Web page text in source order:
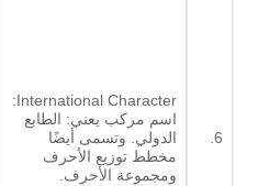
6.
International Character:
اسم مركب يعني: الطابع
الدولي. وتسمى أيضًا
مخطط توزيع الأحرف
ومجموعة الأحرف.